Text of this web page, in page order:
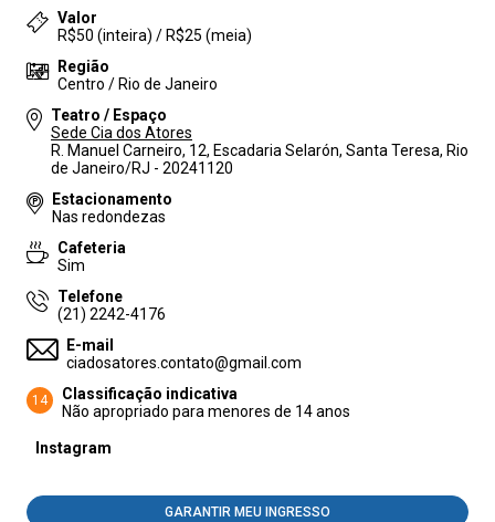
Valor
R$50 (inteira) / R$25 (meia)
Região
Centro / Rio de Janeiro
Teatro / Espaço
Sede Cia dos Atores
R. Manuel Carneiro, 12, Escadaria Selarón, Santa Teresa, Rio
de Janeiro/RJ - 20241120
Estacionamento
Nas redondezas
Cafeteria
Sim
Telefone
(21) 2242-4176
E-mail
ciadosatores.contato@gmail.com
14
Classificação indicativa
Não apropriado para menores de 14 anos
Instagram
GARANTIR MEU INGRESSO